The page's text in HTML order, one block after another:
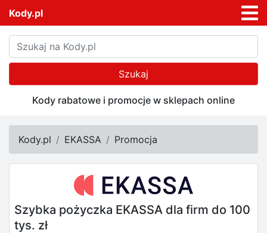
Kody.pl
Szukaj
Kody rabatowe i promocje w sklepach online
Kody.pl EKASSA Promocja
Szybka pożyczka EKASSA dla firm do 100
tys. zł